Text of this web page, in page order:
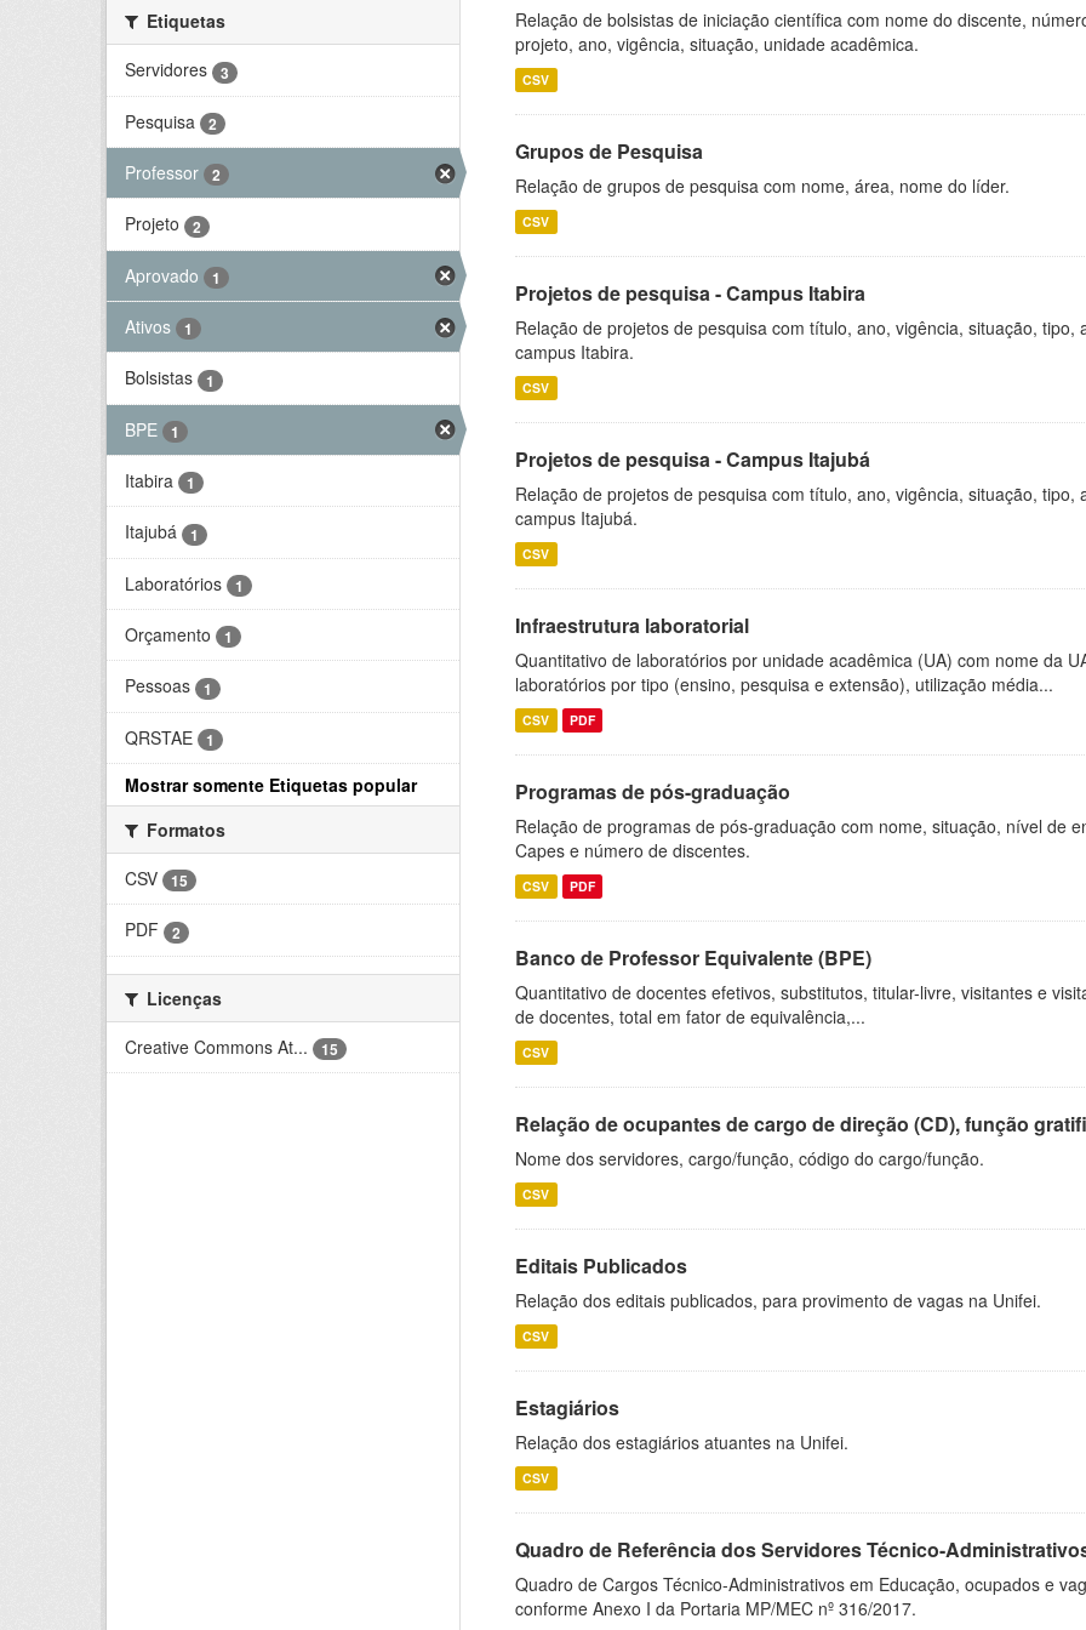
Etiquetas
Servidores
3
Pesquisa 2
Professor 2
Projeto 2
Aprovado 1
Ativos 1
Bolsistas 1
BPE 1
Itabira 1
Itajubá 1
Laboratórios 1
Orçamento 1
Pessoas 1
QRSTAE 1
Mostrar somente Etiquetas popular
Formatos
CSV
15
PDF 2
Licenças
Creative Commons At...
15
Relação de bolsistas de iniciação científica com nome do discente,
projeto, ano, vigência, situação, unidade acadêmica.
CSV
Grupos de Pesquisa
Relação de grupos de pesquisa com nome, área, nome do líder.
CSV
Projetos de pesquisa - Campus Itabira
Relação de projetos de pesquisa com título, ano, vigência, situação,
campus Itabira.
CSV
Projetos de pesquisa - Campus Itajubá
Relação de projetos de pesquisa com título, ano, vigência, situação,
campus Itajubá.
CSV
Infraestrutura laboratorial
Quantitativo de laboratórios por unidade acadêmica (UA) com nome da
laboratórios por tipo (ensino, pesquisa e extensão), utilização média...
CSV PDF
Programas de pós-graduação
Relação de programas de pós-graduação com nome, situação, nível de
Capes e número de discentes.
CSV PDF
Banco de Professor Equivalente (BPE)
Quantitativo de docentes efetivos, substitutos, titular-livre, visitantes e
de docentes, total em fator de equivalência,...
CSV
Relação de ocupantes de cargo de direção (CD), função
Nome dos servidores, cargo/função, código do cargo/função.
CSV
Editais Publicados
Relação dos editais publicados, para provimento de vagas na Unifei.
CSV
Estagiários
Relação dos estagiários atuantes na Unifei.
CSV
Quadro de Referência dos Servidores Técnico-
Quadro de Cargos Técnico-Administrativos em Educação, ocupados e
conforme Anexo I da Portaria MP/MEC nº 316/2017.